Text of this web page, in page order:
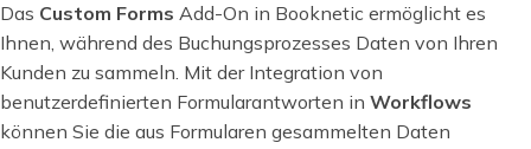
Das Custom Forms Add-On in Booknetic ermöglicht es
Ihnen, während des Buchungsprozesses Daten von Ihren
Kunden zu sammeln. Mit der Integration von
benutzerdefinierten Formularantworten in Workflows
können Sie die aus Formularen gesammelten Daten